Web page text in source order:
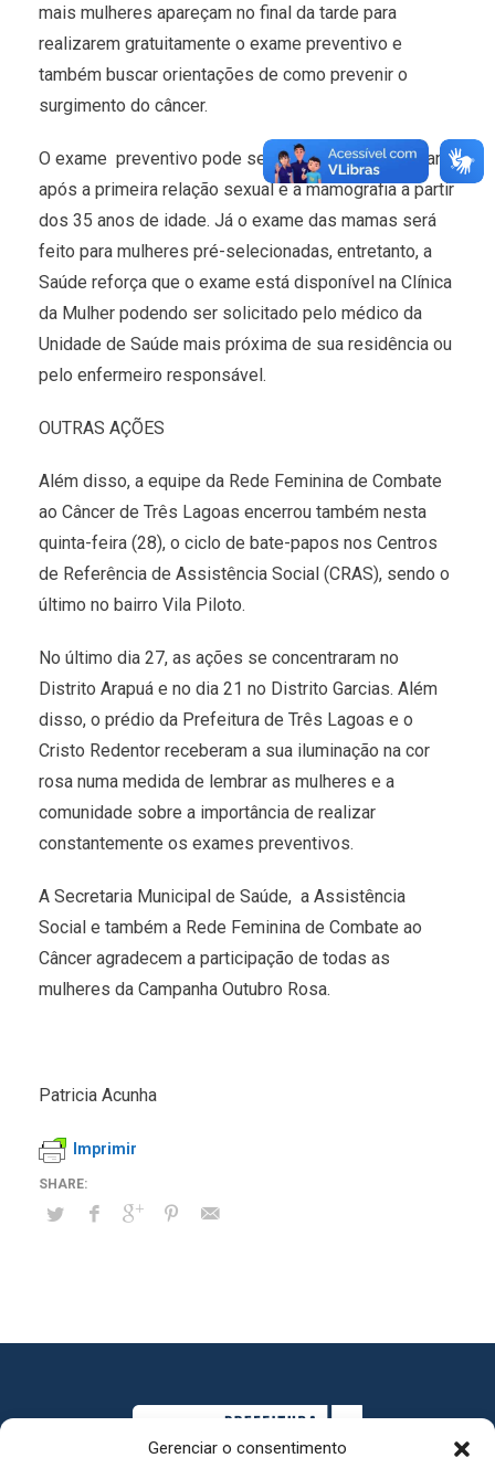
Gerenciar o consentimento
mais mulheres apareçam no final da tarde para
realizarem gratuitamente o exame preventivo e
também buscar orientações de como prevenir o
surgimento do câncer.
O exame preventivo pode ser feito a partir de um ano
após a primeira relação sexual e a mamografia a partir
dos 35 anos de idade. Já o exame das mamas será
feito para mulheres pré-selecionadas, entretanto, a
Saúde reforça que o exame está disponível na Clínica
da Mulher podendo ser solicitado pelo médico da
Unidade de Saúde mais próxima de sua residência ou
pelo enfermeiro responsável.
OUTRAS AÇÕES
Além disso, a equipe da Rede Feminina de Combate
ao Câncer de Três Lagoas encerrou também nesta
quinta-feira (28), o ciclo de bate-papos nos Centros
de Referência de Assistência Social (CRAS), sendo o
último no bairro Vila Piloto.
No último dia 27, as ações se concentraram no
Distrito Arapuá e no dia 21 no Distrito Garcias. Além
disso, o prédio da Prefeitura de Três Lagoas e o
Cristo Redentor receberam a sua iluminação na cor
rosa numa medida de lembrar as mulheres e a
comunidade sobre a importância de realizar
constantemente os exames preventivos.
A Secretaria Municipal de Saúde, a Assistência
Social e também a Rede Feminina de Combate ao
Câncer agradecem a participação de todas as
mulheres da Campanha Outubro Rosa.
Patricia Acunha
Imprimir